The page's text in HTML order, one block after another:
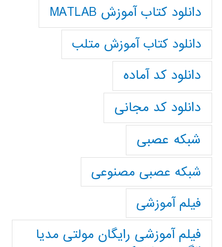
دانلود کتاب آموزش MATLAB
دانلود کتاب آموزش متلب
دانلود کد آماده
دانلود کد مجانی
شبکه عصبی
شبکه عصبی مصنوعی
فیلم آموزشی
فیلم آموزشی رایگان مولتی مدیا